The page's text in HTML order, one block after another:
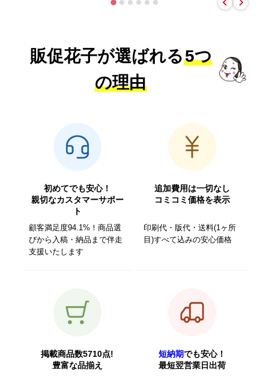
販促花子が選ばれる5つ
の理由
初めてでも安心！
親切なカスタマーサポー
ト
顧客満足度94.1%！商品選
びから入稿・納品まで伴走
支援いたします
追加費用は一切なし
コミコミ価格を表示
印刷代・版代・送料(1ヶ所
目)すべて込みの安心価格
掲載商品数5710点!
豊富な品揃え
短納期でも安心！
最短翌営業日出荷